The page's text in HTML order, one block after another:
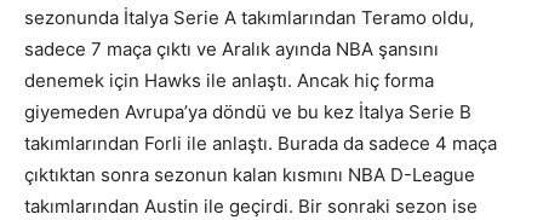
sezonunda İtalya Serie A takımlarından Teramo oldu,
sadece 7 maça çıktı ve Aralık ayında NBA şansını
denemek için Hawks ile anlaştı. Ancak hiç forma
giyemeden Avrupa’ya döndü ve bu kez İtalya Serie B
takımlarından Forli ile anlaştı. Burada da sadece 4 maça
çıktıktan sonra sezonun kalan kısmını NBA D-League
takımlarından Austin ile geçirdi. Bir sonraki sezon ise